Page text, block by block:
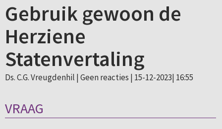
Gebruik gewoon de
Herziene
Statenvertaling
Ds. C.G. Vreugdenhil | Geen reacties | 15-12-2023| 16:55
VRAAG